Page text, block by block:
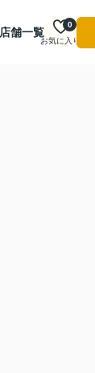
店舗一覧
お気に入り
0